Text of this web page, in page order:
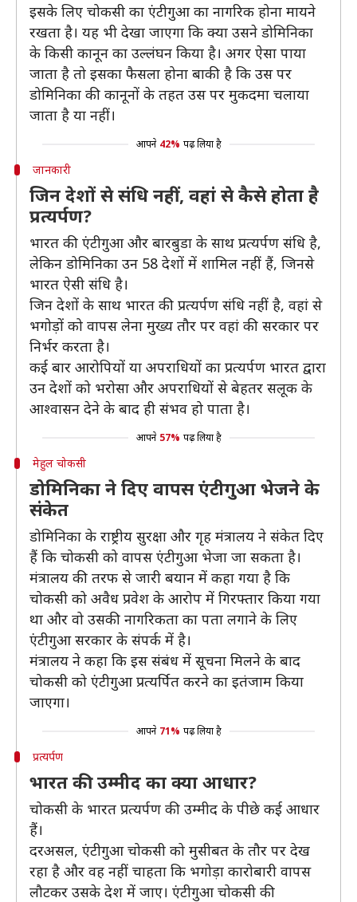
इसके लिए चोकसी का एंटीगुआ का नागरिक होना मायने
रखता है। यह भी देखा जाएगा कि क्या उसने डोमिनिका
के किसी कानून का उल्लंघन किया है। अगर ऐसा पाया
जाता है तो इसका फैसला होना बाकी है कि उस पर
डोमिनिका की कानूनों के तहत उस पर मुकदमा चलाया
जाता है या नहीं।
आपने 42% पढ़ लिया है
जानकारी
जिन देशों से संधि नहीं, वहां से कैसे होता है
प्रत्यर्पण?
भारत की एंटीगुआ और बारबुडा के साथ प्रत्यर्पण संधि है,
लेकिन डोमिनिका उन 58 देशों में शामिल नहीं हैं, जिनसे
भारत ऐसी संधि है।
जिन देशों के साथ भारत की प्रत्यर्पण संधि नहीं है, वहां से
भगोड़ों को वापस लेना मुख्य तौर पर वहां की सरकार पर
निर्भर करता है।
कई बार आरोपियों या अपराधियों का प्रत्यर्पण भारत द्वारा
उन देशों को भरोसा और अपराधियों से बेहतर सलूक के
आश्वासन देने के बाद ही संभव हो पाता है।
आपने 57% पढ़ लिया है
मेहुल चोकसी
डोमिनिका ने दिए वापस एंटीगुआ भेजने के
संकेत
डोमिनिका के राष्ट्रीय सुरक्षा और गृह मंत्रालय ने संकेत दिए
हैं कि चोकसी को वापस एंटीगुआ भेजा जा सकता है।
मंत्रालय की तरफ से जारी बयान में कहा गया है कि
चोकसी को अवैध प्रवेश के आरोप में गिरफ्तार किया गया
था और वो उसकी नागरिकता का पता लगाने के लिए
एंटीगुआ सरकार के संपर्क में है।
मंत्रालय ने कहा कि इस संबंध में सूचना मिलने के बाद
चोकसी को एंटीगुआ प्रत्यर्पित करने का इतंजाम किया
जाएगा।
आपने 71% पढ़ लिया है
प्रत्यर्पण
भारत की उम्मीद का क्या आधार?
चोकसी के भारत प्रत्यर्पण की उम्मीद के पीछे कई आधार
हैं।
दरअसल, एंटीगुआ चोकसी को मुसीबत के तौर पर देख
रहा है और वह नहीं चाहता कि भगोड़ा कारोबारी वापस
लौटकर उसके देश में जाए। एंटीगुआ चोकसी की